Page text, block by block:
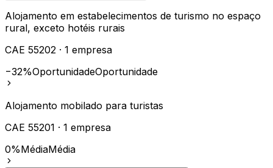
Alojamento em estabelecimentos de turismo no espaço
rural, exceto hotéis rurais
CAE 55202 · 1 empresa
−32%OportunidadeOportunidade
Alojamento mobilado para turistas
CAE 55201 · 1 empresa
0%MédiaMédia